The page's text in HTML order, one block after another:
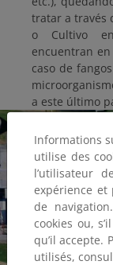
tratar a través
o Cultivo
encuentran
caso de
a este último
Informations
utilise des
l’utilisateur
expérience et
de
cookies ou,
qu’il accepte.
utilisés,